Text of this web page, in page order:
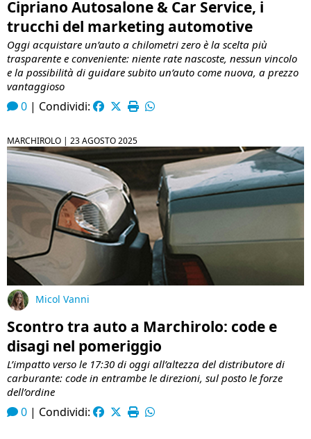
Cipriano Autosalone & Car Service, i
trucchi del marketing automotive
Oggi acquistare un’auto a chilometri zero è la scelta più
trasparente e conveniente: niente rate nascoste, nessun vincolo
e la possibilità di guidare subito un’auto come nuova, a prezzo
vantaggioso
0 | Condividi:
MARCHIROLO | 23 AGOSTO 2025
Micol Vanni
Scontro tra auto a Marchirolo: code e
disagi nel pomeriggio
L’impatto verso le 17:30 di oggi all’altezza del distributore di
carburante: code in entrambe le direzioni, sul posto le forze
dell’ordine
0 | Condividi: